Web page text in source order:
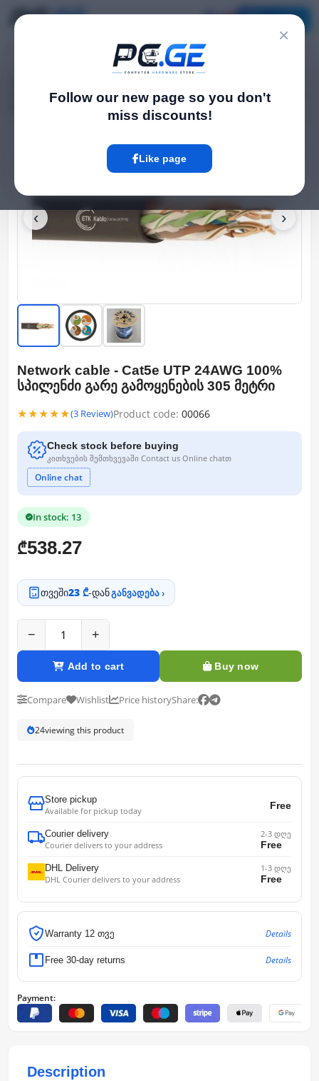
×
Follow our new page so you don't
miss discounts!
Like page
Network cable - Cat5e UTP 24AWG 100% სპილენძი გარე გამოყენების 305
‹ ›
Network cable - Cat5e UTP 24AWG 100%
სპილენძი გარე გამოყენების 305 მეტრი
★★★★★(3 Review)Product code: 00066
Check stock before buying
კითხვების შემთხვევაში Contact us Online chatთ
Online chat
In stock: 13
₾538.27
თვეში23 ₾-დანგანვადება ›
− +
Add to cart Buy now
Compare Wishlist Price historyShare:
24viewing this product
Store pickup
Available for pickup today
Free
Courier delivery
Courier delivers to your address
2-3 დღე
Free
DHL Delivery
DHL Courier delivers to your address
1-3 დღე
Free
Warranty 12 თვე Details
Free 30-day returns Details
Payment:
Description